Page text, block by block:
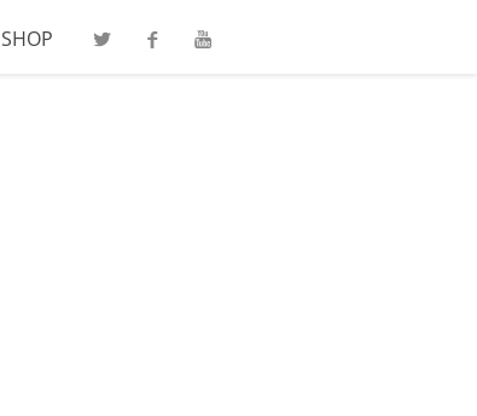
SHOP Twitter Facebook